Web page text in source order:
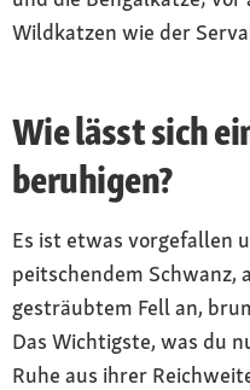
Wildkatzen wie der
Wie lässt sich
beruhigen?
Es ist etwas vorgefallen
peitschendem Schwanz,
gesträubtem Fell an,
Das Wichtigste, was du
Ruhe aus ihrer